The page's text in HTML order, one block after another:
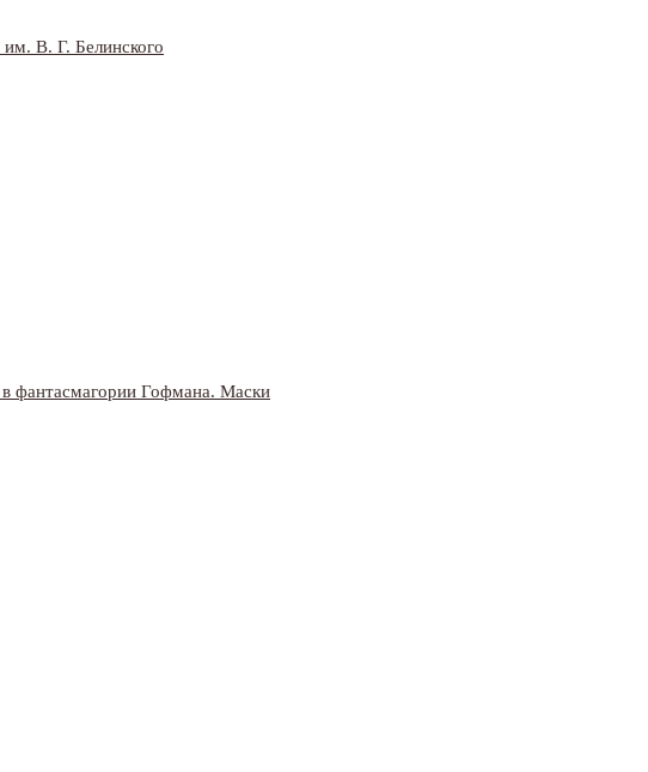
В. Г. Белинского
фантасмагории Гофмана. Маски